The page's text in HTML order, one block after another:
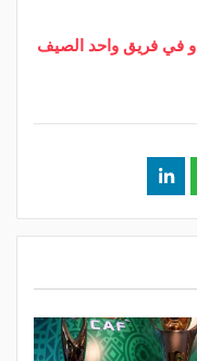
في فريق واحد الصيف